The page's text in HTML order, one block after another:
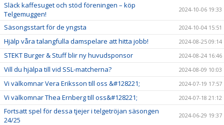
Släck kaffesuget och stöd föreningen – köp
Telgemuggen!
2024-10-06 19:33
Säsongsstart för de yngsta 2024-10-04 15:51
Hjälp våra talangfulla damspelare att hitta jobb! 2024-08-25 09:14
STEKT Burger & Stuff blir ny huvudsponsor 2024-08-24 16:46
Vill du hjälpa till vid SSL-matcherna? 2024-08-09 10:03
Vi välkomnar Vera Eriksson till oss &#128221; 2024-07-19 17:57
Vi välkomnar Thea Ernberg till oss&#128221; 2024-07-18 21:12
Fortsatt spel för dessa tjejer i telgetröjan säsongen
24/25
2024-06-29 19:37